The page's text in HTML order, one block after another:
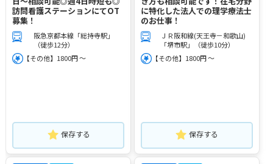
訪問看護ステーションにてOT
募集！
阪急京都本線「総持寺駅」
（徒歩12分）
【その他】1800円 ～
保存する
に特化した法人での理学療法士
のお仕事！
ＪＲ阪和線(天王寺－和歌山)
「堺市駅」（徒歩10分）
【その他】1800円 ～
保存する